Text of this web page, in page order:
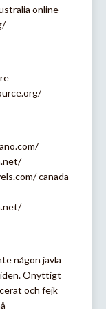
online
canada
någon jävla
Onyttigt
och fejk